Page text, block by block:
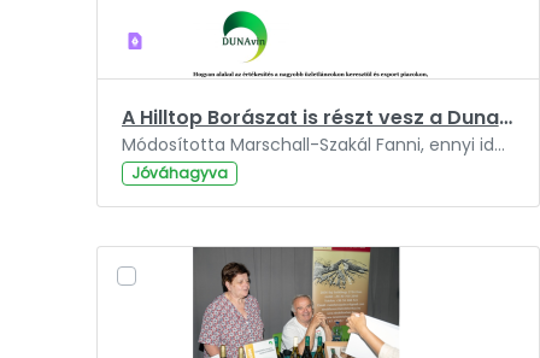
A Hilltop Borászat is részt vesz a Dunavin projektben.pdf
Módosította Marschall-Szakál Fanni, ennyi ideje: 3 év.
Jóváhagyva